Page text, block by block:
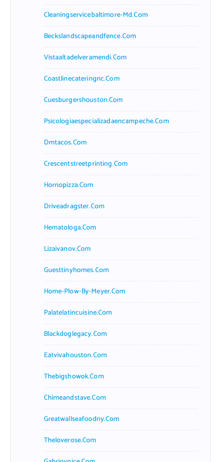
Cleaningservicebaltimore-Md.com
Beckslandscapeandfence.com
Vistaaltadelveramendi.com
Coastlinecateringnc.com
Cuesburgershouston.com
Psicologiaespecializadaencampeche.com
Dmtacos.com
Crescentstreetprinting.com
Hornopizza.com
Driveadragster.com
Hematologa.com
Lizaivanov.com
Guesttinyhomes.com
Home-Plow-By-Meyer.com
Palatelatincuisine.com
Blackdoglegacy.com
Eatvivahouston.com
Thebigshowok.com
Chimeandstave.com
Greatwallseafoodny.com
Theloverose.com